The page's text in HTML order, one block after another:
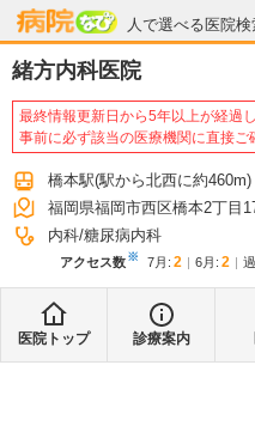
人で選べる医院検
病院なび
緒方内科医院
最終情報更新日から5年以上が経過し
事前に必ず該当の医療機関に直接ご
橋本駅(駅から北西に約460m)
福岡県福岡市西区橋本2丁目
内科 糖尿病内科
アクセス数※ 7月 : 2 6月 : 2
医院トップ 診療案内